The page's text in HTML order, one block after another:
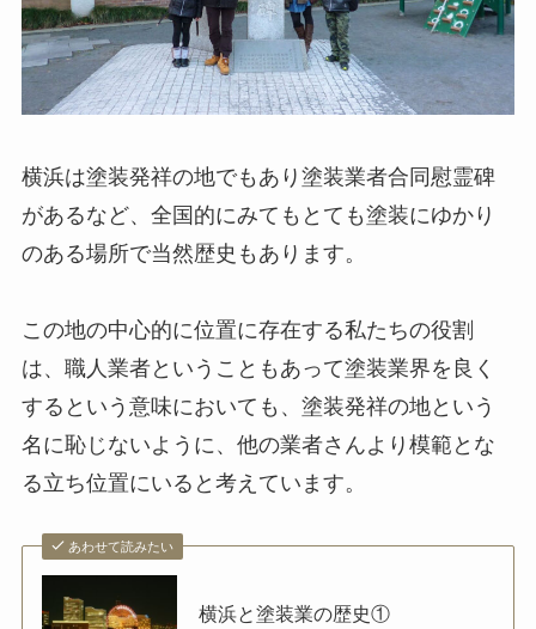
横浜は塗装発祥の地でもあり塗装業者合同慰霊碑
があるなど、全国的にみてもとても塗装にゆかり
のある場所で当然歴史もあります。
この地の中心的に位置に存在する私たちの役割
は、職人業者ということもあって塗装業界を良く
するという意味においても、塗装発祥の地という
名に恥じないように、他の業者さんより模範とな
る立ち位置にいると考えています。
あわせて読みたい
横浜と塗装業の歴史①